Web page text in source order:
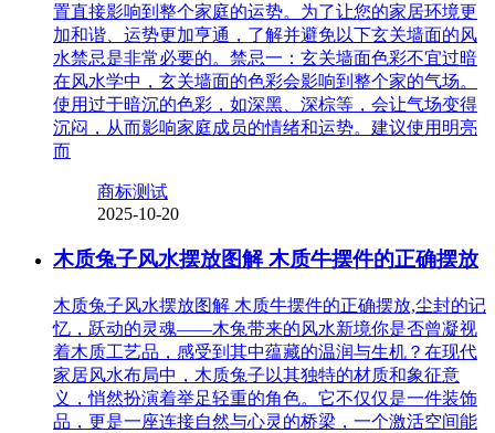
置直接影响到整个家庭的运势。为了让您的家居环境更
加和谐、运势更加亨通，了解并避免以下玄关墙面的风
水禁忌是非常必要的。禁忌一：玄关墙面色彩不宜过暗
在风水学中，玄关墙面的色彩会影响到整个家的气场。
使用过于暗沉的色彩，如深黑、深棕等，会让气场变得
沉闷，从而影响家庭成员的情绪和运势。建议使用明亮
而
商标测试
2025-10-20
木质兔子风水摆放图解 木质牛摆件的正确摆放
木质兔子风水摆放图解 木质牛摆件的正确摆放,尘封的记
忆，跃动的灵魂——木兔带来的风水新境你是否曾凝视
着木质工艺品，感受到其中蕴藏的温润与生机？在现代
家居风水布局中，木质兔子以其独特的材质和象征意
义，悄然扮演着举足轻重的角色。它不仅仅是一件装饰
品，更是一座连接自然与心灵的桥梁，一个激活空间能